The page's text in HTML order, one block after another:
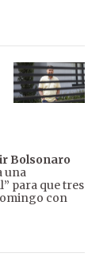
Bolsonaro
una
para que tres
con